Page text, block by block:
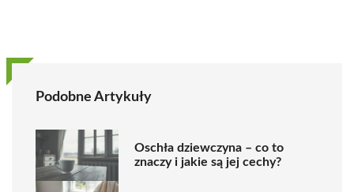
Podobne Artykuły
Oschła dziewczyna – co to
znaczy i jakie są jej cechy?